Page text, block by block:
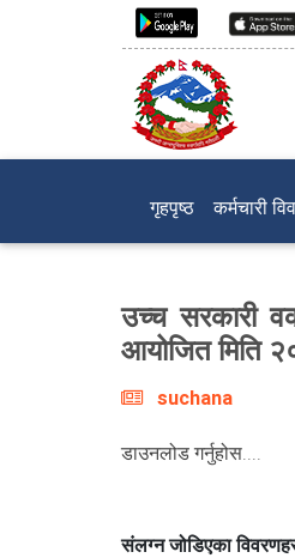
गृहपृष्ठ(current)
कर्मचारी
उच्च सरकारी
आयोजित मिति
suchana
डाउनलोड गर्नुहोस....
संलग्न जोडिएका